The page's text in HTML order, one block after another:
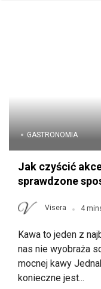
GASTRONOMIA
Jak czyścić
sprawdzone
Visera 4
Kawa to jeden z
nas nie wyobraża
mocnej kawy
konieczne jest...